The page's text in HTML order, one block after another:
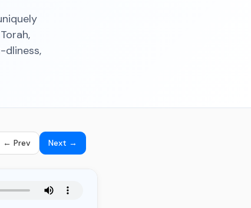
dliness,
← Prev Next →